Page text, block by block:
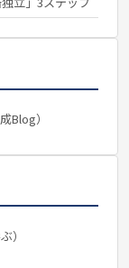
Blog）
）